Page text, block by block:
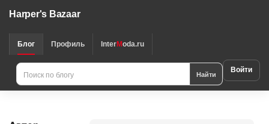
Harper's Bazaar
Блог Профиль InterModa.ru
Найти Войти